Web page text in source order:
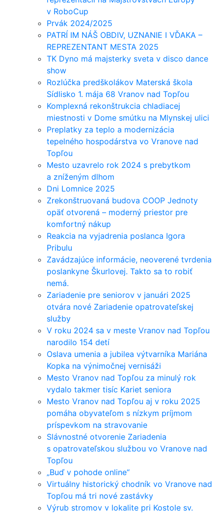
v RoboCup
Prvák 2024/2025
PATRÍ IM NÁŠ OBDIV, UZNANIE I VĎAKA –
REPREZENTANT MESTA 2025
TK Dyno má majsterky sveta v disco dance
show
Rozlúčka predškolákov Materská škola
Sídlisko 1. mája 68 Vranov nad Topľou
Komplexná rekonštrukcia chladiacej
miestnosti v Dome smútku na Mlynskej ulici
Preplatky za teplo a modernizácia
tepelného hospodárstva vo Vranove nad
Topľou
Mesto uzavrelo rok 2024 s prebytkom
a zníženým dlhom
Dni Lomnice 2025
Zrekonštruovaná budova COOP Jednoty
opäť otvorená – moderný priestor pre
komfortný nákup
Reakcia na vyjadrenia poslanca Igora
Pribulu
Zavádzajúce informácie, neoverené tvrdenia
poslankyne Škurlovej. Takto sa to robiť
nemá.
Zariadenie pre seniorov v januári 2025
otvára nové Zariadenie opatrovateľskej
služby
V roku 2024 sa v meste Vranov nad Topľou
narodilo 154 detí
Oslava umenia a jubilea výtvarníka Mariána
Kopka na výnimočnej vernisáži
Mesto Vranov nad Topľou za minulý rok
vydalo takmer tisíc Kariet seniora
Mesto Vranov nad Topľou aj v roku 2025
pomáha obyvateľom s nízkym príjmom
príspevkom na stravovanie
Slávnostné otvorenie Zariadenia
s opatrovateľskou službou vo Vranove nad
Topľou
„Buď v pohode online“
Virtuálny historický chodník vo Vranove nad
Topľou má tri nové zastávky
Výrub stromov v lokalite pri Kostole sv.